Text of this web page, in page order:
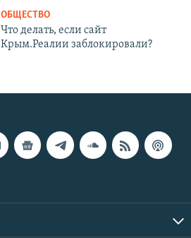
ОБЩЕСТВО
Что делать, если сайт
Крым.Реалии заблокировали?